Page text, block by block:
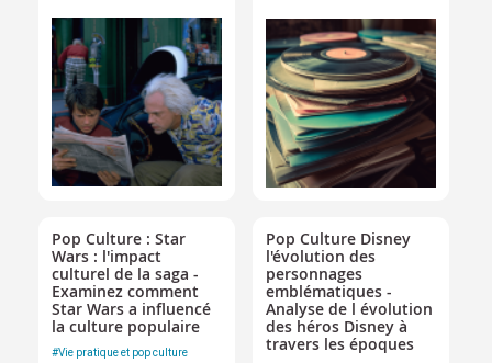
Pop Culture : Star
Wars : l'impact
culturel de la saga -
Examinez comment
Star Wars a influencé
la culture populaire
#Vie pratique et pop culture
Pop Culture Disney
l'évolution des
personnages
emblématiques -
Analyse de l évolution
des héros Disney à
travers les époques